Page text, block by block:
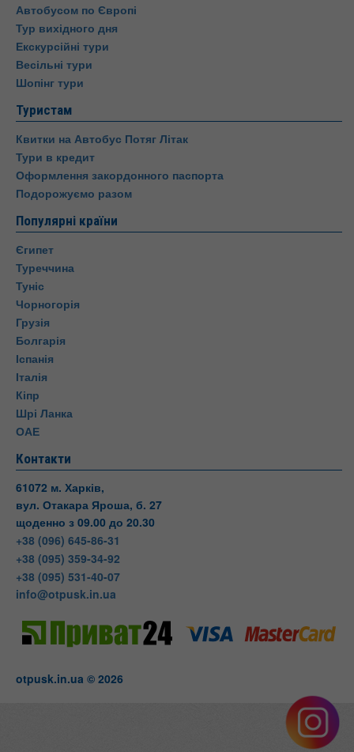
Автобусом по Європі
Тур вихідного дня
Екскурсійні тури
Весільні тури
Шопінг тури
Туристам
Квитки на Автобус Потяг Літак
Тури в кредит
Оформлення закордонного паспорта
Подорожуємо разом
Популярні країни
Єгипет
Туреччина
Туніс
Чорногорія
Грузія
Болгарія
Іспанія
Італія
Кіпр
Шрі Ланка
ОАЕ
Контакти
61072 м. Харків,
вул. Отакара Яроша, б. 27
щоденно з 09.00 до 20.30
+38 (096) 645-86-31
+38 (095) 359-34-92
+38 (095) 531-40-07
info@otpusk.in.ua
otpusk.in.ua © 2026
+38(095) 531-40-